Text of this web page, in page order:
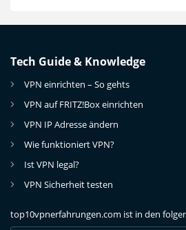
Tech Guide & Knowledge
VPN einrichten – So gehts
VPN auf FRITZ!Box einrichten
VPN IP Adresse ändern
Wie funktioniert VPN?
Ist VPN legal?
VPN Sicherheit testen
top10vpnerfahrungen.com ist in den
Sitemap
DE Sitemap